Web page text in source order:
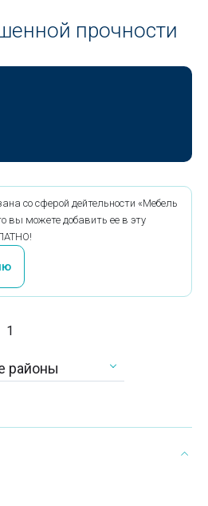
прочности
со сферой дейтельности «Мебель
вы можете добавить ее в эту
1
районы